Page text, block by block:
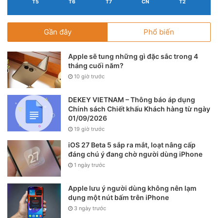
sức mạnh vi xử lý thì các con chip “hạng 2” như
bảo nhu cầu thiết yếu nhất cho mọi smartphone mà vẫn có
5G.
Thậm chí nhiều flagship sắp tới vẫn được cân nhắc dùng
các chip “hạng 2” này như Pixel 5. Người dùng có thể
nghiêm túc nhìn lại liệu nhu cầu của mình đã thật sự là cao
cấp chưa?
Điều bình thường mới!
T5 T6 T7 CN T2
Gần đây Phổ biến
Apple sẽ tung những gì đặc sắc trong 4
tháng cuối năm?
10 giờ trước
DEKEY VIETNAM – Thông báo áp dụng
Chính sách Chiết khấu Khách hàng từ ngày
01/09/2026
19 giờ trước
iOS 27 Beta 5 sắp ra mắt, loạt nâng cấp
đáng chú ý đang chờ người dùng iPhone
1 ngày trước
Apple lưu ý người dùng không nên lạm
dụng một nút bấm trên iPhone
3 ngày trước